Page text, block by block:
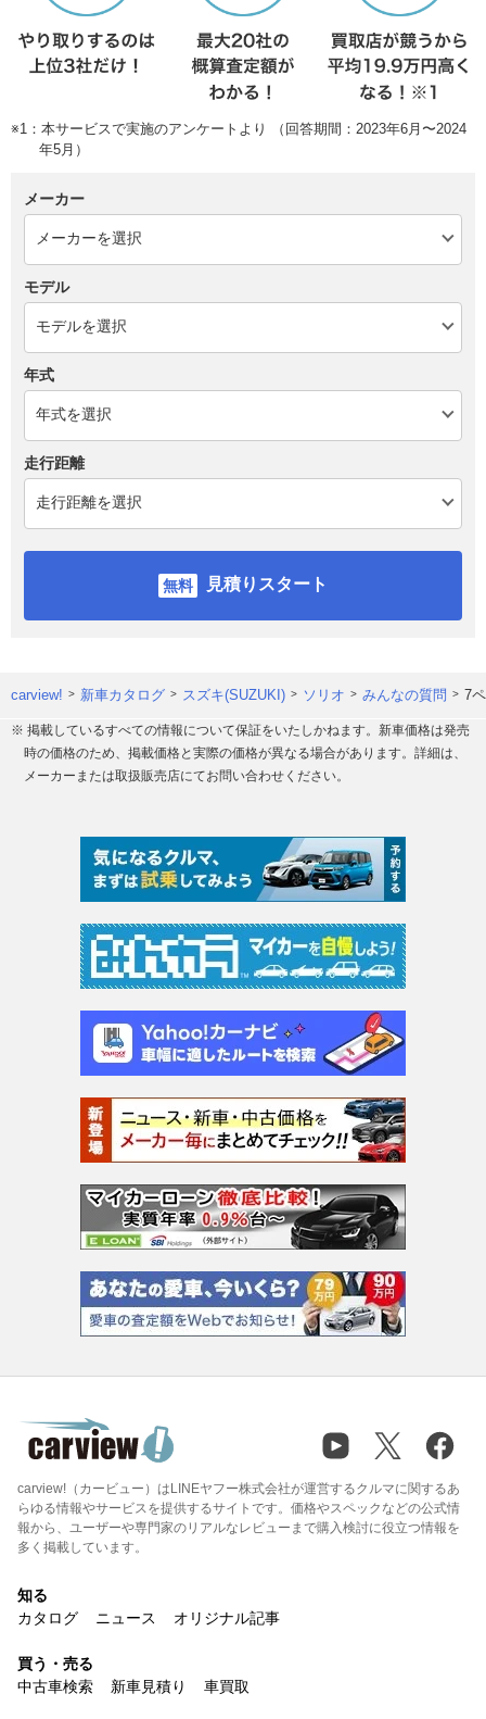
※1：本サービスで実施のアンケートより （回答期間：2023年6月〜2024
年5月）
メーカー
モデル
年式
走行距離
見積りスタート
carview! 新車カタログ スズキ(SUZUKI) ソリオ みんなの質問 7
※ 掲載しているすべての情報について保証をいたしかねます。新車価格は発売
時の価格のため、掲載価格と実際の価格が異なる場合があります。詳細は、
メーカーまたは取扱販売店にてお問い合わせください。
carview!（カービュー）はLINEヤフー株式会社が運営するクルマに関するあ
らゆる情報やサービスを提供するサイトです。価格やスペックなどの公式情
報から、ユーザーや専門家のリアルなレビューまで購入検討に役立つ情報を
多く掲載しています。
知る
カタログ
ニュース オリジナル記事
買う・売る
中古車検索
新車見積り 車買取